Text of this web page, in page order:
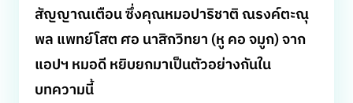
สัญญาณเตือน ซึ่งคุณหมอปาริชาติ ณรงค์ตะณุ
พล แพทย์โสต ศอ นาสิกวิทยา (หู คอ จมูก) จาก
แอปฯ หมอดี หยิบยกมาเป็นตัวอย่างกันใน
บทความนี้